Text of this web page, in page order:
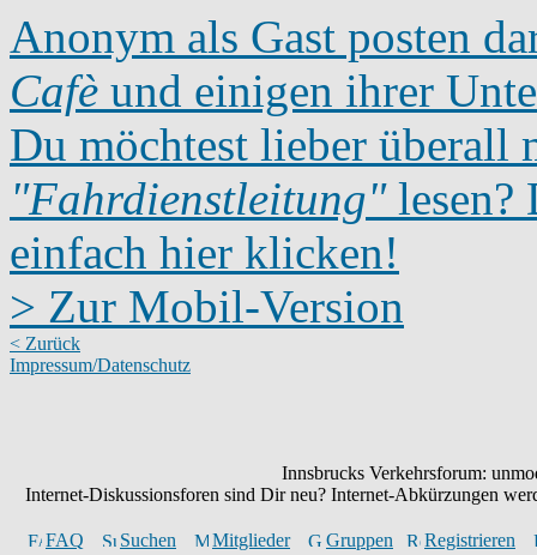
Anonym als Gast posten
Cafè und einigen ihrer
Du möchtest lieber überall
"Fahrdienstleitung"lesen?
einfach hier klicken!
> Zur Mobil-Version
< Zurück
Impressum/Datenschutz
Innsbrucks Verkehrsforum:
Internet-Diskussionsforen sind Dir neu? Internet-Abkürzungen
FAQ Suchen Mitglieder Gruppen
Registrieren